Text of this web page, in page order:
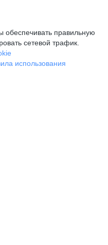
правильную
сетевой трафик.
использования